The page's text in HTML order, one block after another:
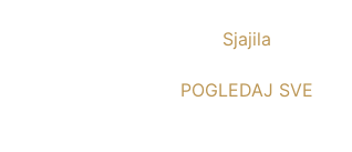
Sjajila
POGLEDAJ SVE